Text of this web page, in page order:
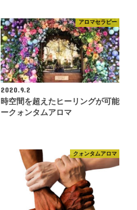
アロマセラピー
2020.9.2
時空間を超えたヒーリングが可能
ークォンタムアロマ
クォンタムアロマ